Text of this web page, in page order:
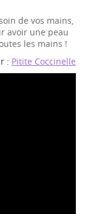
de vos mains,
avoir une peau
les mains !
: Pitite Coccinelle